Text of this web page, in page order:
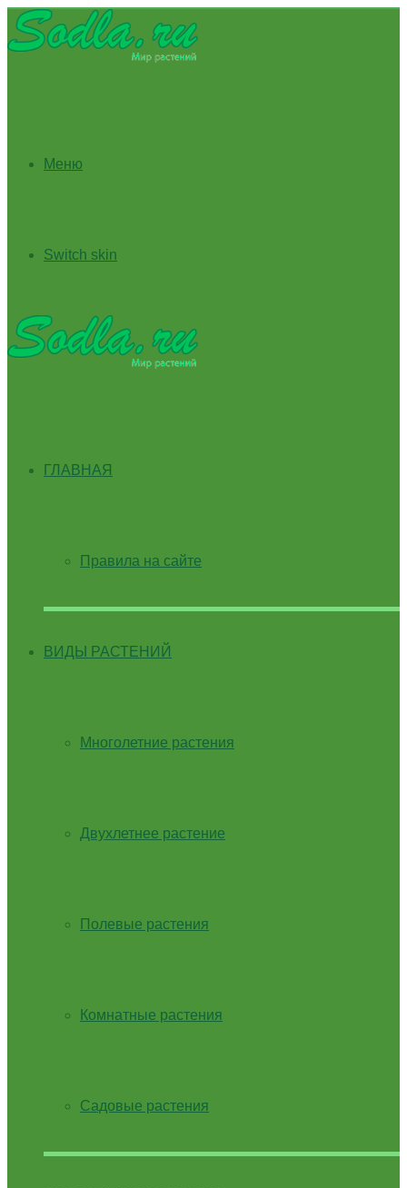
Меню
Switch skin
ГЛАВНАЯ
Правила на сайте
ВИДЫ РАСТЕНИЙ
Многолетние растения
Двухлетнее растение
Полевые растения
Комнатные растения
Садовые растения